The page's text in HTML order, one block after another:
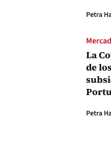
Petra
La
de
Petra